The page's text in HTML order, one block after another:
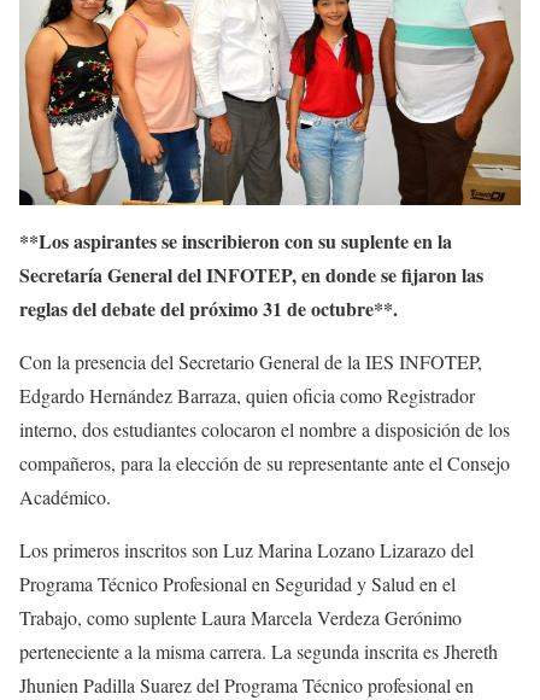
**Los aspirantes se inscribieron con su suplente en la
Secretaría General del INFOTEP, en donde se fijaron las
reglas del debate del próximo 31 de octubre**.
Con la presencia del Secretario General de la IES INFOTEP,
Edgardo Hernández Barraza, quien oficia como Registrador
interno, dos estudiantes colocaron el nombre a disposición de los
compañeros, para la elección de su representante ante el Consejo
Académico.
Los primeros inscritos son Luz Marina Lozano Lizarazo del
Programa Técnico Profesional en Seguridad y Salud en el
Trabajo, como suplente Laura Marcela Verdeza Gerónimo
perteneciente a la misma carrera. La segunda inscrita es Jhereth
Jhunien Padilla Suarez del Programa Técnico profesional en